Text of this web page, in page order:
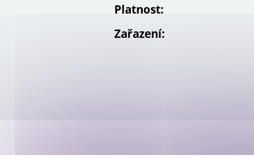
Platnost:
Zařazení: